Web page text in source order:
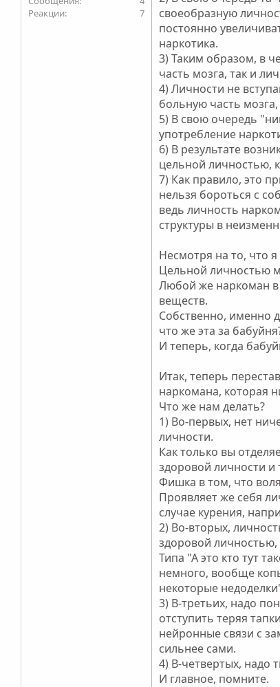
7
своеобразную
постоянно
наркотика.
3) Таким образом, в
часть мозга, так и
4) Личности не
больную часть
5) В свою очередь
употребление
6) В результате
цельной личностью,
7) Как правило, это
нельзя бороться с
ведь личность
структуры в
Несмотря на то, что
Цельной личностью
Любой же наркоман в
веществ.
Собственно, именно
что же эта за
И теперь, когда
Итак, теперь
наркомана, которая
Что же нам делать?
1) Во-первых, нет
личности.
Как только вы
здоровой личности
Фишка в том, что
Проявляет же себя
случае курения,
2) Во-вторых,
здоровой
Типа "А это кто тут
немного, вообще
некоторые
3) В-третьих, надо
отступить теряя
нейронные связи с
сильнее сами.
4) В-четвертых, надо
И главное, помните.